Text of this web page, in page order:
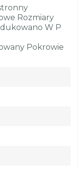
Rozmiary
W P
Pokrowie